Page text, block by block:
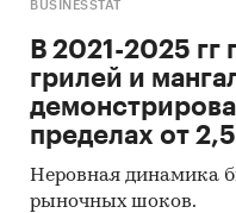
К отчету
пригодная к
данных с
импорте в Россию
России лазерных
включает в себя
показателей:
BUSINESSTAT
В 2021-2025 гг
грилей и
пределах от
Неровная динамика
рыночных шоков.